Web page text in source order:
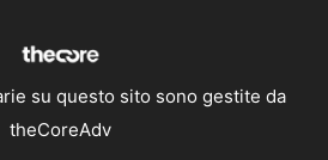
su questo sito sono gestite da
theCoreAdv